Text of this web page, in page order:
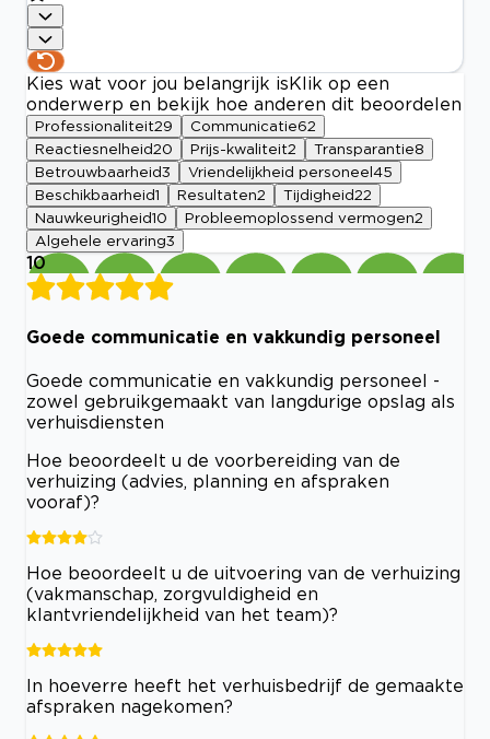
Kies wat voor jou belangrijk is Klik op een
onderwerp en bekijk hoe anderen dit beoordelen
Professionaliteit29 Communicatie62
Reactiesnelheid20 Prijs-kwaliteit2 Transparantie8
Betrouwbaarheid3 Vriendelijkheid personeel 45
Beschikbaarheid1 Resultaten2 Tijdigheid22
Nauwkeurigheid10 Probleemoplossend vermogen2
Algehele ervaring3
10
Goede communicatie en vakkundig personeel
Goede communicatie en vakkundig personeel -
zowel gebruikgemaakt van langdurige opslag als
verhuisdiensten
Hoe beoordeelt u de voorbereiding van de
verhuizing (advies, planning en afspraken
vooraf)?
Hoe beoordeelt u de uitvoering van de verhuizing
(vakmanschap, zorgvuldigheid en
klantvriendelijkheid van het team)?
In hoeverre heeft het verhuisbedrijf de gemaakte
afspraken nagekomen?